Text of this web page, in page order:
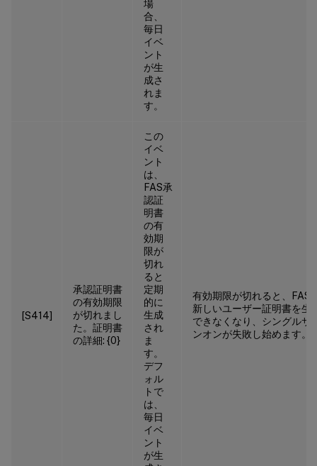
場
合、
毎日
イベ
ント
が生
成さ
れま
す。
[S414]
承認証明書
の有効期限
が切れまし
た。証明書
の詳細: {0}
この
イベ
ント
は、
FAS承
認証
明書
の有
効期
限が
切れ
ると
定期
的に
生成
され
ま
す。
デフ
ォル
トで
は、
毎日
イベ
ント
が生
有効期限が切れると、FAS
新しいユーザー証明書を生
できなくなり、シングルサ
ンオンが失敗し始めます。